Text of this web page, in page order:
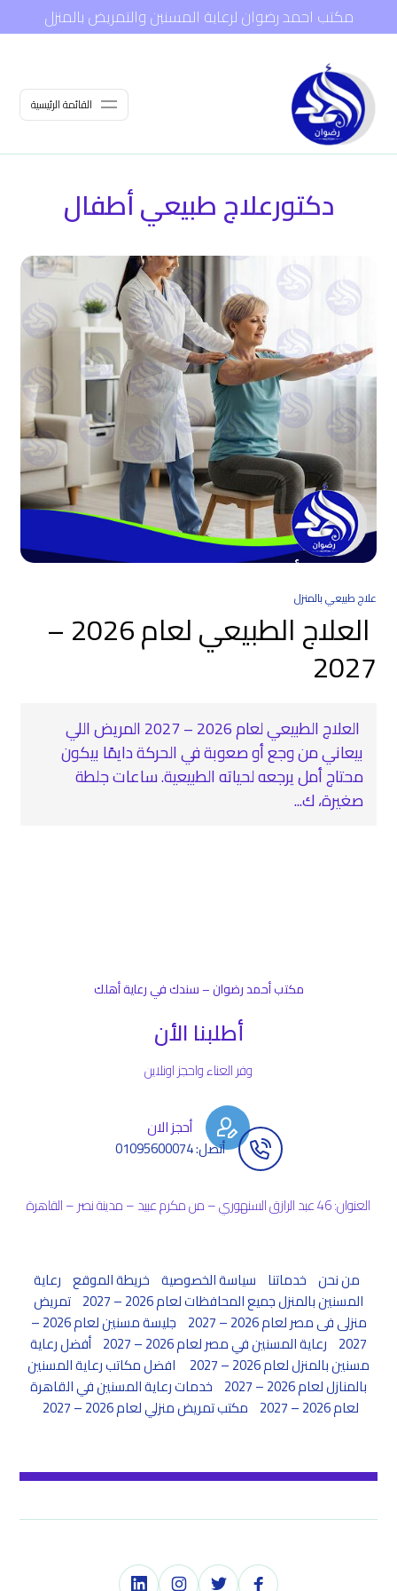
مكتب احمد رضوان لرعاية المسنين والتمريض بالمنزل
القائمة الرئيسية
دكتورعلاج طبيعي أطفال
علاج طبيعي بالمنزل
العلاج الطبيعي لعام 2026 –
2027
العلاج الطبيعي لعام 2026 – 2027 المريض اللي
بيعاني من وجع أو صعوبة في الحركة دايمًا بيكون
محتاج أمل يرجعه لحياته الطبيعية. ساعات جلطة
صغيرة، ك...
مكتب أحمد رضوان – سندك في رعاية أهلك
أطلبنا الأن
وفر العناء واحجز اونلاين
أحجز الان
أتصل: 01095600074
العنوان: 46 عبد الرازق السنهوري – من مكرم عبيد – مدينة نصر – القاهرة
من نحن خدماتنا سياسة الخصوصية خريطة الموقع رعاية
المسنين بالمنزل جميع المحافظات لعام 2026 – 2027
تمريض
منزلى فى مصر لعام 2026 – 2027
جليسة مسنين لعام 2026 –
2027 رعاية المسنين في مصر لعام 2026 – 2027
أفضل رعاية
مسنين بالمنزل لعام 2026 – 2027
افضل مكاتب رعاية المسنين
بالمنازل لعام 2026 – 2027
خدمات رعاية المسنين في القاهرة
لعام 2026 – 2027
مكتب تمريض منزلي لعام 2026 – 2027